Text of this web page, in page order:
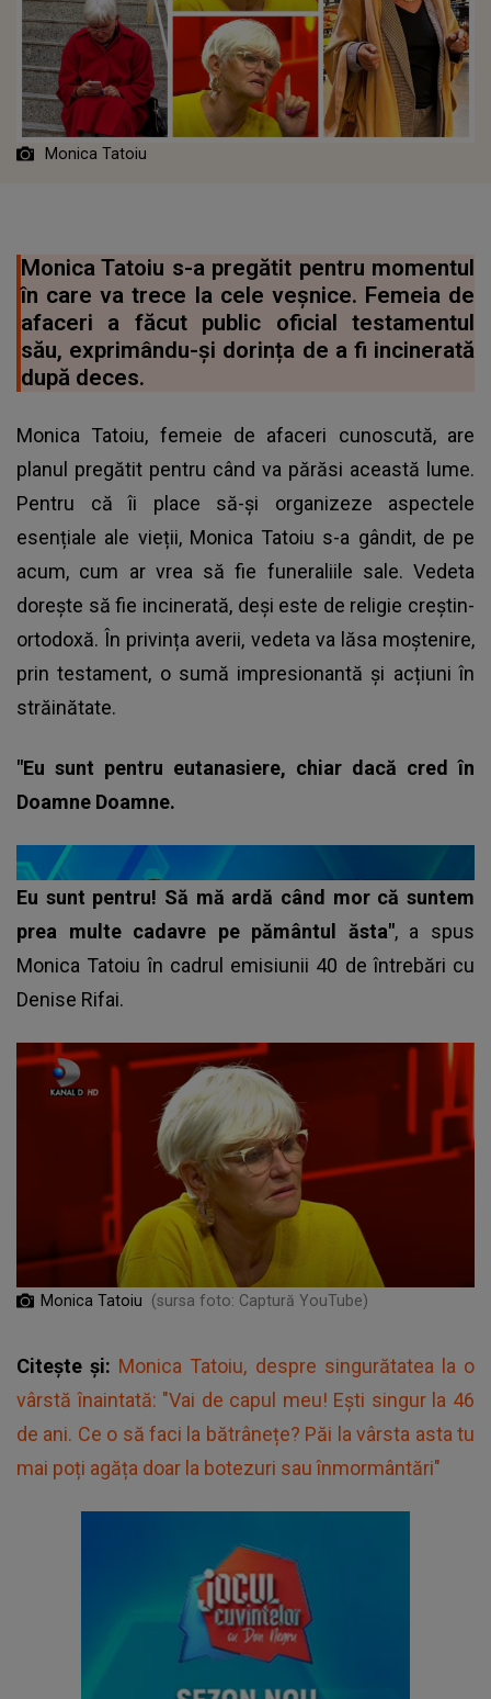
Monica Tatoiu
Monica Tatoiu s-a pregătit pentru momentul
în care va trece la cele veșnice. Femeia de
afaceri a făcut public oficial testamentul
său, exprimându-și dorința de a fi incinerată
după deces.
Monica Tatoiu, femeie de afaceri cunoscută, are
planul pregătit pentru când va părăsi această lume.
Pentru că îi place să-și organizeze aspectele
esențiale ale vieții, Monica Tatoiu s-a gândit, de pe
acum, cum ar vrea să fie funeraliile sale. Vedeta
dorește să fie incinerată, deși este de religie creștin-
ortodoxă. În privința averii, vedeta va lăsa moștenire,
prin testament, o sumă impresionantă și acțiuni în
străinătate.
"Eu sunt pentru eutanasiere, chiar dacă cred în
Doamne Doamne.
Eu sunt pentru! Să mă ardă când mor că suntem
prea multe cadavre pe pământul ăsta", a spus
Monica Tatoiu în cadrul emisiunii 40 de întrebări cu
Denise Rifai.
Monica Tatoiu (sursa foto: Captură YouTube)
Citește și: Monica Tatoiu, despre singurătatea la o
vârstă înaintată: "Vai de capul meu! Ești singur la 46
de ani. Ce o să faci la bătrânețe? Păi la vârsta asta tu
mai poți agăța doar la botezuri sau înmormântări"